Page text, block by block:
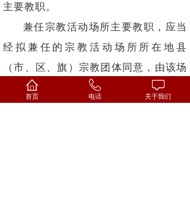
主要教职。
兼任宗教活动场所主要教职，应当
经拟兼任的宗教活动场所所在地县
（市、区、旗）宗教团体同意，由该场
所将兼任情况报县级人民政府宗教事务
首页 电话 关于我们